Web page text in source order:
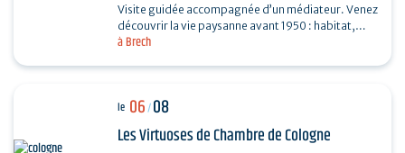
à Brech
Visite guidée accompagnée d’un médiateur. Venez
découvrir la vie paysanne avant 1950 : habitat,
agriculture, paysage, savoir-faire… et enrichir…
le 06/08
Les Virtuoses de Chambre de Cologne